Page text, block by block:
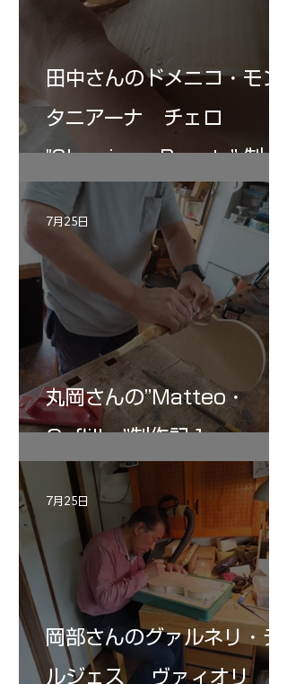
田中さんのドメニコ・モン
タニアーナ チェロ
"Sleeping・Beauty” 制作
記 30
丸岡さんの”Matteo・
Gofliller”制作記１
7月25日
岡部さんのグァルネリ・デ
ルジェス ヴァィオリ
7月25日